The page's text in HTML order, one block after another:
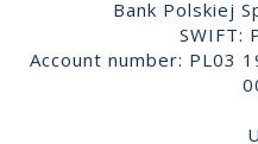
Bank Polskiej
SWIFT:
Account number: PL03